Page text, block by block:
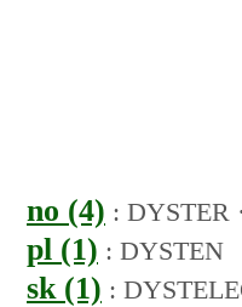
no (4) : DYSTER
pl (1) : DYSTEN
sk (1) :